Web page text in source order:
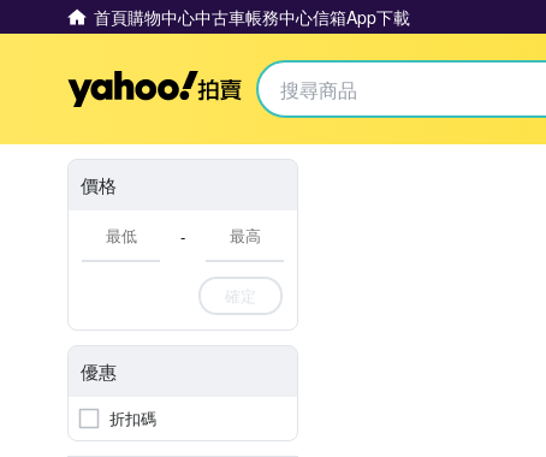
首頁購物中心中古車帳務中心信箱App下載
Yahoo拍賣
價格
-
確定
優惠
折扣碼